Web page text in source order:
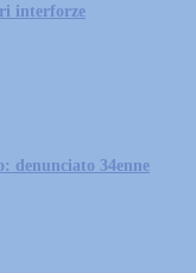
interforze
denunciato 34enne